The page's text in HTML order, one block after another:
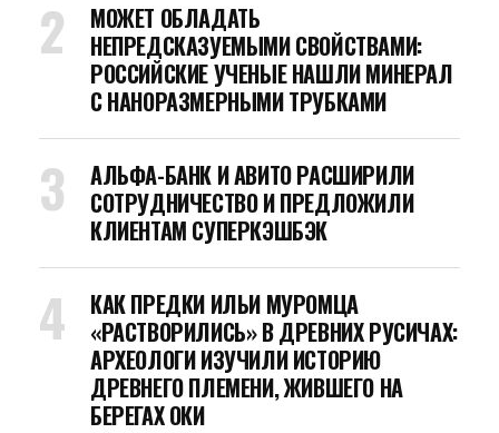
МОЖЕТ ОБЛАДАТЬ
НЕПРЕДСКАЗУЕМЫМИ СВОЙСТВАМИ:
РОССИЙСКИЕ УЧЕНЫЕ НАШЛИ МИНЕРАЛ
С НАНОРАЗМЕРНЫМИ ТРУБКАМИ
АЛЬФА-БАНК И АВИТО РАСШИРИЛИ
СОТРУДНИЧЕСТВО И ПРЕДЛОЖИЛИ
КЛИЕНТАМ СУПЕРКЭШБЭК
КАК ПРЕДКИ ИЛЬИ МУРОМЦА
«РАСТВОРИЛИСЬ» В ДРЕВНИХ РУСИЧАХ:
АРХЕОЛОГИ ИЗУЧИЛИ ИСТОРИЮ
ДРЕВНЕГО ПЛЕМЕНИ, ЖИВШЕГО НА
БЕРЕГАХ ОКИ